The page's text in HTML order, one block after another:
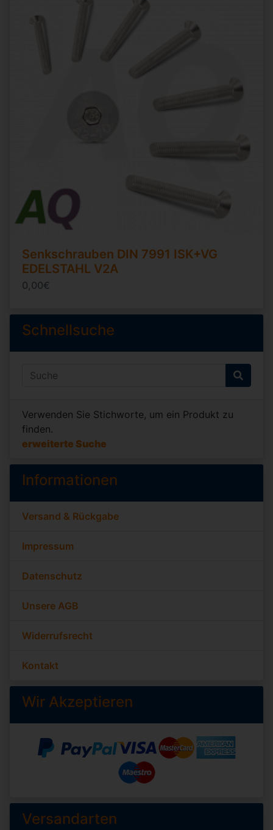
Senkschrauben DIN 7991 ISK+VG
EDELSTAHL V2A
0,00€
Schnellsuche
Verwenden Sie Stichworte, um ein Produkt zu
finden.
erweiterte Suche
Informationen
Versand & Rückgabe
Impressum
Datenschutz
Unsere AGB
Widerrufsrecht
Kontakt
Wir Akzeptieren
Versandarten